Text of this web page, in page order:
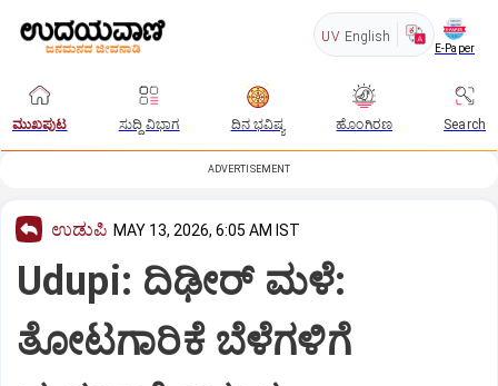
UV English
E-Paper
ಮುಖಪುಟ ಸುದ್ದಿ ವಿಭಾಗ ದಿನ ಭವಿಷ್ಯ ಹೊಂಗಿರಣ Search
ADVERTISEMENT
ಉಡುಪಿ MAY 13, 2026, 6:05 AM IST
Udupi: ದಿಢೀರ್‌ ಮಳೆ:
ತೋಟಗಾರಿಕೆ ಬೆಳೆಗಳಿಗೆ